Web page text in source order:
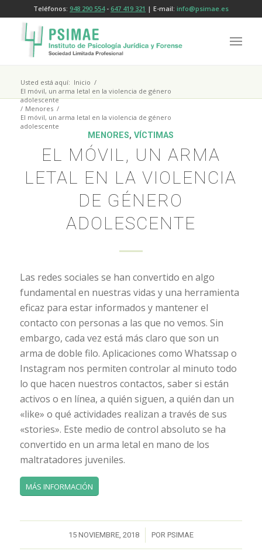
Teléfonos: 948 290 554- 647 419 321 | E-mail: info@psimae.es
Usted está aquí: Inicio /
El móvil, un arma letal en la violencia de género
adolescente
/ Menores /
El móvil, un arma letal en la violencia de género
adolescente
MENORES,VÍCTIMAS
EL MÓVIL, UN ARMA
LETAL EN LA VIOLENCIA
DE GÉNERO
ADOLESCENTE
Las redes sociales se han convertido en algo
fundamental en nuestras vidas y una herramienta
eficaz para estar informados y mantener el
contacto con personas a las que no vemos. Sin
embargo, cada vez está más claro que son un
arma de doble filo. Aplicaciones como Whatssap o
Instagram nos permiten controlar al minuto todo
lo que hacen nuestros contactos, saber si están
activos o en línea, a quién siguen, a quién dan un
«like» o qué actividades realizan a través de sus
«stories». Este medio de control absoluto se ha
convertido en un arma letal en mano de los
maltratadores juveniles.
MÁS INFORMACIÓN
15 NOVIEMBRE, 2018
/ POR PSIMAE